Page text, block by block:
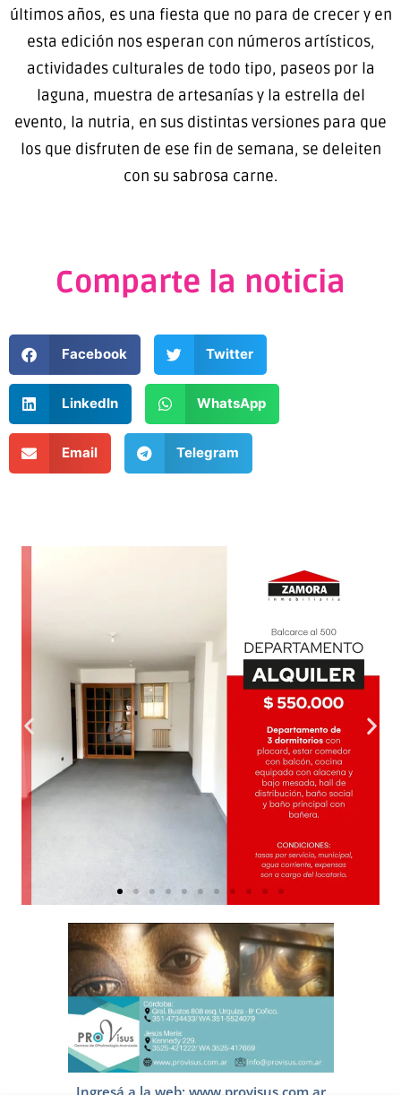
últimos años, es una fiesta que no para de crecer y en
esta edición nos esperan con números artísticos,
actividades culturales de todo tipo, paseos por la
laguna, muestra de artesanías y la estrella del
evento, la nutria, en sus distintas versiones para que
los que disfruten de ese fin de semana, se deleiten
con su sabrosa carne.
Comparte la noticia
Facebook Twitter
LinkedIn WhatsApp
Email Telegram
Ingresá a la web: www.provisus.com.ar